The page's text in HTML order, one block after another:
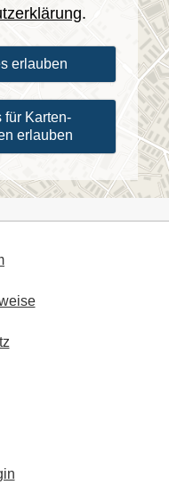
.
erlauben
für Karten-
erlauben